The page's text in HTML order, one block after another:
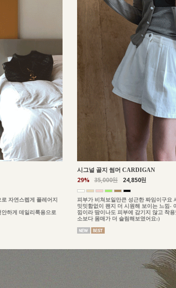
자연스렙게 플레어지
하게 데일리룩용으로
시그널 골지 썸머 CARDIGAN
29% 35,000원 24,850원
피부가 비쳐보일만큰 성근한 짜임이구요
밋밋함없이 왠지 더 시원해 보이는 느낌-
낌이라 땀이나도 피부에 감기지 않고 착
소보다 몸매가 더 슬림해보였어요:)